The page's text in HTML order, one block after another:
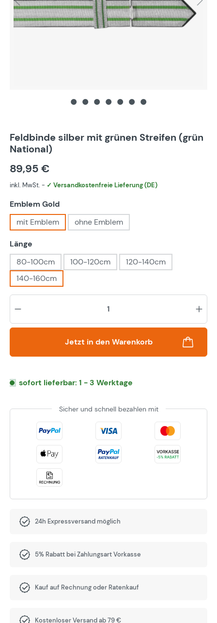
Feldbinde silber mit grünen Streifen (grün
National)
89,95 €
inkl. MwSt. - ✓ Versandkostenfreie Lieferung (DE)
Emblem Goldauswählen
mit Emblem
ohne Emblem
Länge
80-100cm
100-120cm
120-140cm
140-160cm
Jetzt in den Warenkorb
sofort lieferbar: 1 - 3 Werktage
Sicher und schnell bezahlen mit
24h Expressversand möglich
5% Rabatt bei Zahlungsart Vorkasse
Kauf auf Rechnung oder Ratenkauf
Kostenloser Versand ab 79 €